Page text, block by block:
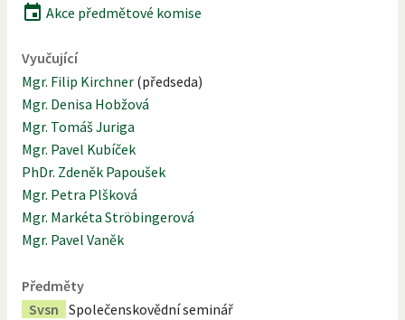
Akce předmětové komise
Vyučující
Mgr. Filip Kirchner (předseda)
Mgr. Denisa Hobžová
Mgr. Tomáš Juriga
Mgr. Pavel Kubíček
PhDr. Zdeněk Papoušek
Mgr. Petra Plšková
Mgr. Markéta Ströbingerová
Mgr. Pavel Vaněk
Předměty
Svsn Společenskovědní seminář